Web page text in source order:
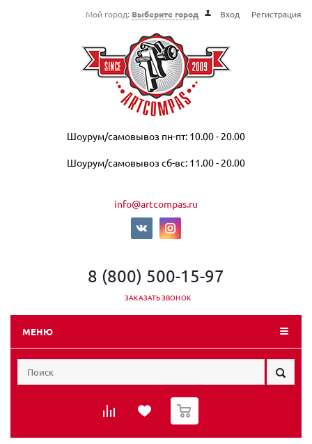
Мой город: Выберите город Вход Регистрация
Шоурум/самовывоз пн-пт: 10.00 - 20.00
Шоурум/самовывоз сб-вс: 11.00 - 20.00
info@artcompas.ru
8 (800) 500-15-97
ЗАКАЗАТЬ ЗВОНОК
МЕНЮ
0